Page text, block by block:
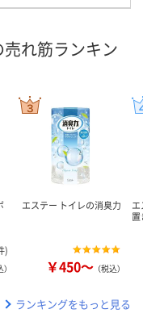
売れ筋ランキン
)
エステー トイレの消臭力
￥450～ （税込）
ランキングをもっと見る